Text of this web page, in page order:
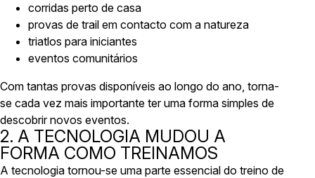
corridas perto de casa
provas de trail em contacto com a natureza
triatlos para iniciantes
eventos comunitários
Com tantas provas disponíveis ao longo do ano, torna-
se cada vez mais importante ter uma forma simples de
descobrir novos eventos.
2. A TECNOLOGIA MUDOU A
FORMA COMO TREINAMOS
A tecnologia tornou-se uma parte essencial do treino de